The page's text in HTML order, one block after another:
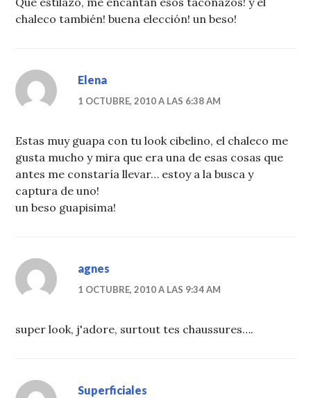
chaleco también! buena elección! un beso!
Elena
1 OCTUBRE, 2010 A LAS 6:38 AM
Estas muy guapa con tu look cibelino, el chaleco me
gusta mucho y mira que era una de esas cosas que
antes me constaría llevar… estoy a la busca y
captura de uno!
un beso guapisima!
agnes
1 OCTUBRE, 2010 A LAS 9:34 AM
super look, j'adore, surtout tes chaussures….
Superficiales